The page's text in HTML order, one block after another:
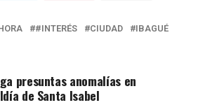
#INTERÉS CIUDAD
IBAGUÉ
presuntas anomalías en
de Santa Isabel